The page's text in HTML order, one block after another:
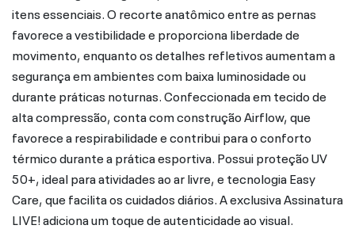
itens essenciais. O recorte anatômico entre as pernas
favorece a vestibilidade e proporciona liberdade de
movimento, enquanto os detalhes refletivos aumentam a
segurança em ambientes com baixa luminosidade ou
durante práticas noturnas. Confeccionada em tecido de
alta compressão, conta com construção Airflow, que
favorece a respirabilidade e contribui para o conforto
térmico durante a prática esportiva. Possui proteção UV
50+, ideal para atividades ao ar livre, e tecnologia Easy
Care, que facilita os cuidados diários. A exclusiva Assinatura
LIVE! adiciona um toque de autenticidade ao visual.